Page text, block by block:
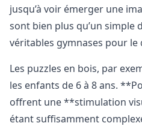
jusqu’à voir émerger une
sont bien plus qu’un simple
véritables gymnases pour le
Les puzzles en bois, par
les enfants de 6 à 8 ans.
offrent une **stimulation
étant suffisamment